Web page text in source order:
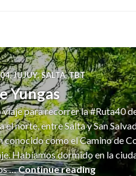
,JUJUY,SALTA,TBT
Yungas
para recorrer la #Ruta40
el norte, entre Salta y San
conocido como el Camino de
Habíamos dormido en la
…Continue readingCamino